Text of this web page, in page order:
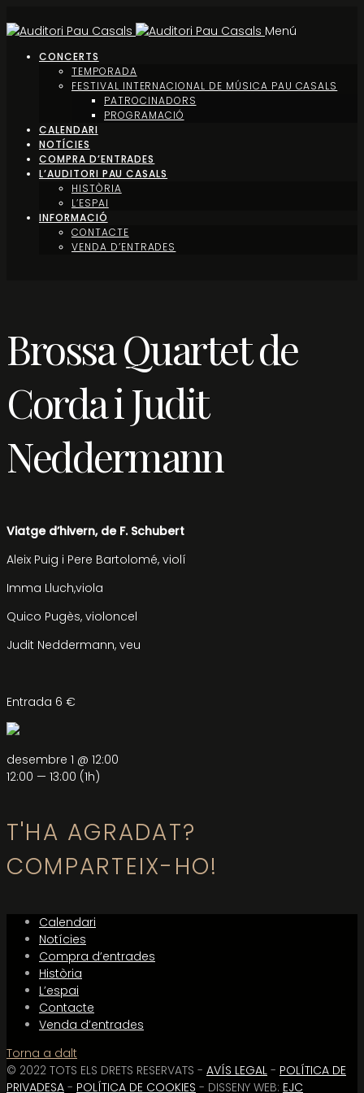
Menú
CONCERTS
TEMPORADA
FESTIVAL INTERNACIONAL DE MÚSICA PAU CASALS
PATROCINADORS
PROGRAMACIÓ
CALENDARI
NOTÍCIES
COMPRA D’ENTRADES
L’AUDITORI PAU CASALS
HISTÒRIA
L’ESPAI
INFORMACIÓ
CONTACTE
VENDA D’ENTRADES
Brossa Quartet de
Corda i Judit
Neddermann
Viatge d’hivern, de F. Schubert
Aleix Puig i Pere Bartolomé, violí
Imma Lluch,viola
Quico Pugès, violoncel
Judit Neddermann, veu
Entrada 6 €
desembre 1 @ 12:00
12:00 — 13:00 (1h)
T'HA AGRADAT?
COMPARTEIX-HO!
Calendari
Notícies
Compra d’entrades
Història
L’espai
Contacte
Venda d’entrades
Torna a dalt
© 2022 TOTS ELS DRETS RESERVATS - AVÍS LEGAL - POLÍTICA DE
PRIVADESA - POLÍTICA DE COOKIES - DISSENY WEB: EJC